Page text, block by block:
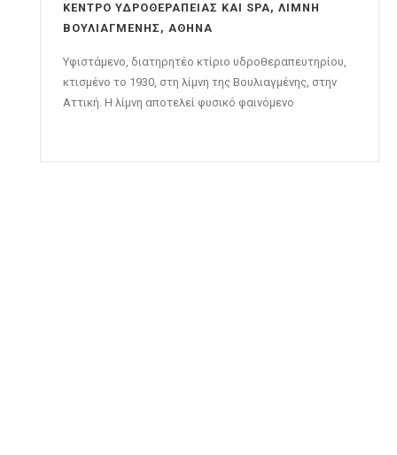
ΚΈΝΤΡΟ ΥΔΡΟΘΕΡΑΠΕΊΑΣ ΚΑΙ SPA, ΛΊΜΝΗ
ΒΟΥΛΙΑΓΜΈΝΗΣ, ΑΘΉΝΑ
Υφιστάμενο, διατηρητέο κτίριο υδροθεραπευτηρίου,
κτισμένο το 1930, στη λίμνη της Βουλιαγμένης, στην
Αττική. Η λίμνη αποτελεί φυσικό φαινόμενο